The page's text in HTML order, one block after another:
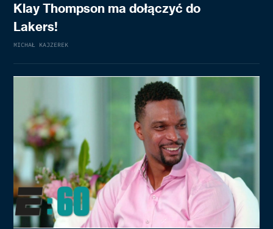
Klay Thompson ma dołączyć do
Lakers!
MICHAŁ KAJZEREK